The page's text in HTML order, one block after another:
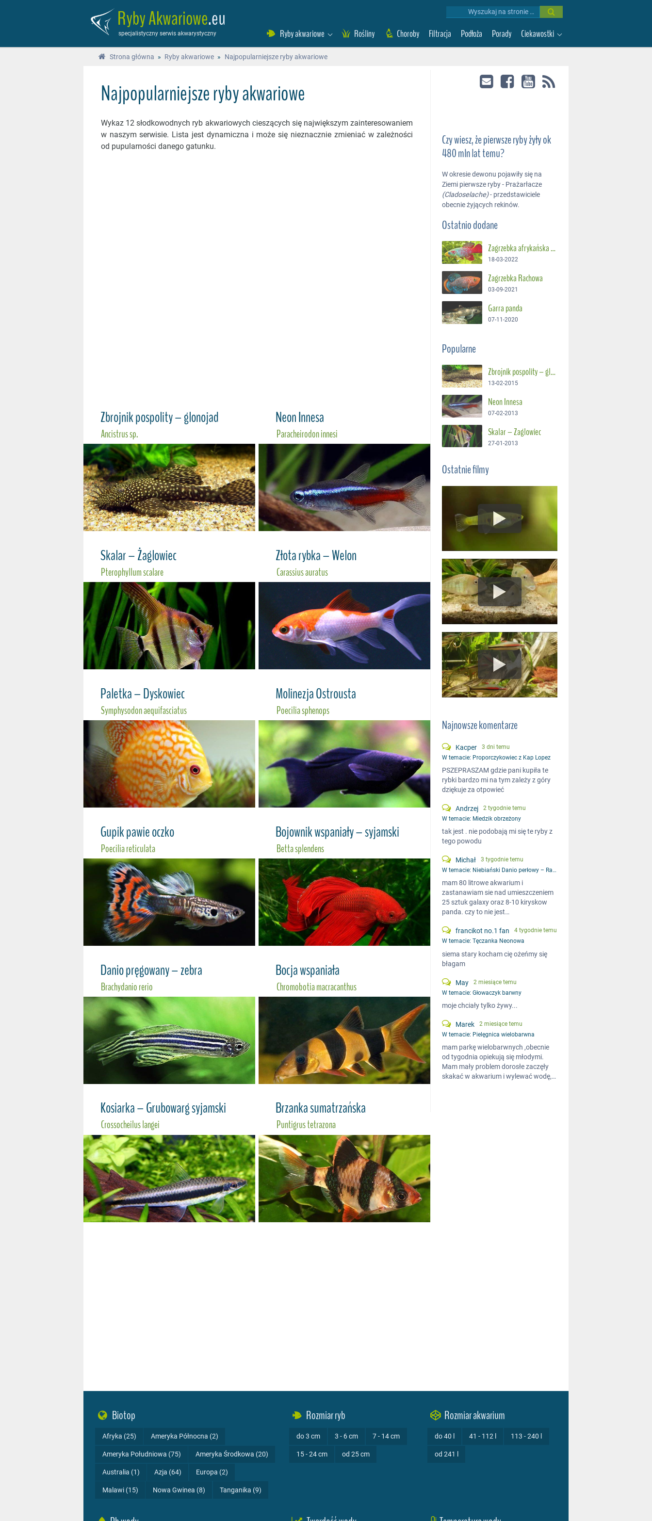
Ryby Akwariowe.eu
specjalistyczny serwis akwarystyczny Ryby akwariowe Rośliny Choroby Filtracja Podłoża Porady Ciekawostki
Wyniki
Strona główna » Ryby akwariowe » Najpopularniejsze ryby akwariowe
Najpopularniejsze ryby akwariowe
Wykaz 12 słodkowodnych ryb akwariowych cieszących się największym zainteresowaniem
w naszym serwisie. Lista jest dynamiczna i może się nieznacznie zmieniać w zależności
od pupularności danego gatunku.
Zbrojnik pospolity – glonojad
Ancistrus sp.
Neon Innesa
Paracheirodon innesi
Skalar – Żaglowiec
Pterophyllum scalare
Złota rybka – Welon
Carassius auratus
Paletka – Dyskowiec
Symphysodon aequifasciatus
Molinezja Ostrousta
Poecilia sphenops
Gupik pawie oczko
Poecilia reticulata
Bojownik wspaniały – syjamski
Betta splendens
Danio pręgowany – zebra
Brachydanio rerio
Bocja wspaniała
Chromobotia macracanthus
Kosiarka – Grubowarg syjamski
Crossocheilus langei
Brzanka sumatrzańska
Puntigrus tetrazona
Czy wiesz, że pierwsze ryby żyły ok
480 mln lat temu?
W okresie dewonu pojawiły się na
Ziemi pierwsze ryby - Prażarłacze
(Cladoselache)- przedstawiciele
obecnie żyjących rekinów.
Ostatnio dodane
Zagrzebka afrykańska – Suszec Gunthera
18-03-2022
Zagrzebka Rachowa
03-09-2021
Garra panda
07-11-2020
Popularne
Zbrojnik pospolity – glonojad
13-02-2015
Neon Innesa
07-02-2013
Skalar – Żaglowiec
27-01-2013
Ostatnie filmy
Najnowsze komentarze
Kacper
3 dni temu
W temacie: Proporczykowiec z Kap Lopez
PSZEPRASZAM gdzie pani kupiła te
rybki bardzo mi na tym zależy z góry
dziękuje za otpowieć
Andrzej
2 tygodnie temu
W temacie: Miedzik obrzeżony
tak jest . nie podobają mi się te ryby z
tego powodu
Michał
3 tygodnie temu
W temacie: Niebiański Danio perłowy – Razbora galaxy
mam 80 litrowe akwarium i
zastanawiam sie nad umieszczeniem
25 sztuk galaxy oraz 8-10 kiryskow
panda. czy to nie jest…
francikot no.1 fan
4 tygodnie temu
W temacie: Tęczanka Neonowa
siema stary kocham cię ożeńmy się
błagam
May
2 miesiące temu
W temacie: Głowaczyk barwny
moje chciały tylko żywy...
Marek
2 miesiące temu
W temacie: Pielęgnica wielobarwna
mam parkę wielobarwnych ,obecnie
od tygodnia opiekują się młodymi.
Mam mały problem dorosłe zaczęły
skakać w akwarium i wylewać wodę,…
Biotop
Afryka (25) Ameryka Północna (2)
Ameryka Południowa (75) Ameryka Środkowa (20)
Australia (1) Azja (64) Europa (2)
Malawi (15) Nowa Gwinea (8) Tanganika (9)
Rozmiar ryb
do 3 cm 3 - 6 cm 7 - 14 cm
15 - 24 cm od 25 cm
Rozmiar akwarium
do 40 l 41 - 112 l 113 - 240 l
od 241 l